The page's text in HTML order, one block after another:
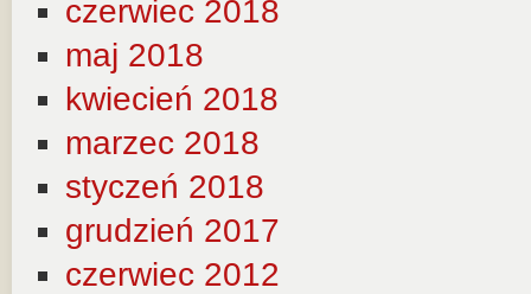
czerwiec 2018
maj 2018
kwiecień 2018
marzec 2018
styczeń 2018
grudzień 2017
czerwiec 2012